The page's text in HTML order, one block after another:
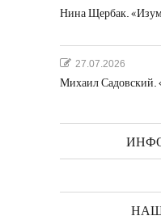
Нина Щербак.
27.07.2026
Михаил Садовский.